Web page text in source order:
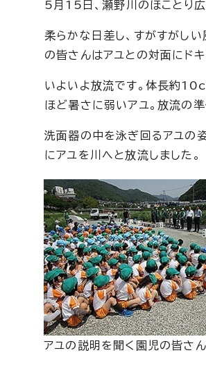
5月15日、瀬野川のほことり
柔らかな日差し、すがすがし
の皆さんはアユとの対面にドキ
いよいよ放流です。体長約
ほど暑さに弱いアユ。放流の
洗面器の中を泳ぎ回るアユの
にアユを川へと放流しました。
アユの説明を聞く園児の皆さん